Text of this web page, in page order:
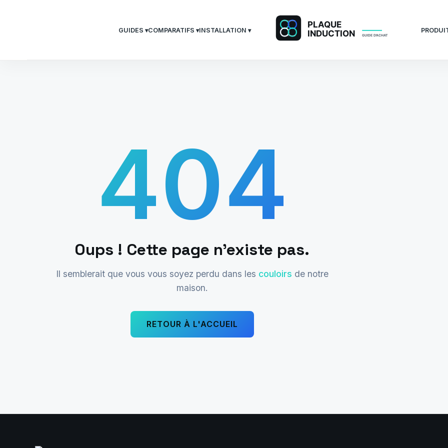
GUIDES ▾COMPARATIFS ▾INSTALLATION ▾
404
Oups ! Cette page n'existe pas.
Il semblerait que vous vous soyez perdu dans les couloirs de notre
maison.
RETOUR À L'ACCUEIL